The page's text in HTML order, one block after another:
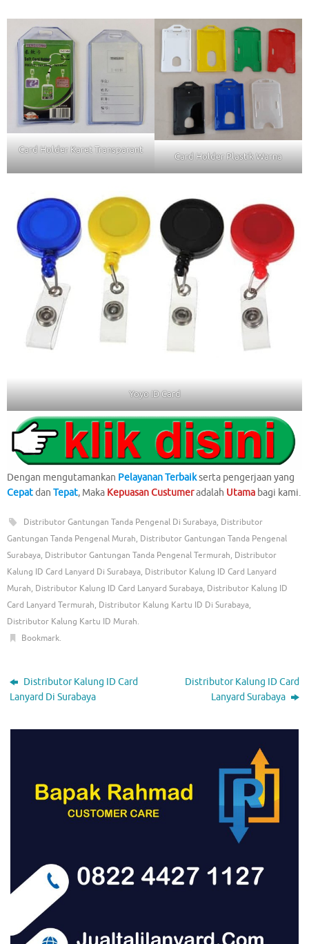
Card Holder Karet Transparant
Card Holder Plastik Warna
Yoyo ID Card
Dengan mengutamankan Pelayanan Terbaikserta pengerjaan yang
Cepatdan Tepat, Maka Kepuasan Custumeradalah Utama bagi kami.
Distributor Gantungan Tanda Pengenal Di Surabaya, Distributor
Gantungan Tanda Pengenal Murah, Distributor Gantungan Tanda Pengenal
Surabaya, Distributor Gantungan Tanda Pengenal Termurah, Distributor
Kalung ID Card Lanyard Di Surabaya, Distributor Kalung ID Card Lanyard
Murah, Distributor Kalung ID Card Lanyard Surabaya, Distributor Kalung ID
Card Lanyard Termurah, Distributor Kalung Kartu ID Di Surabaya,
Distributor Kalung Kartu ID Murah.
Bookmark.
Distributor Kalung ID Card
Lanyard Di Surabaya
Distributor Kalung ID Card
Lanyard Surabaya